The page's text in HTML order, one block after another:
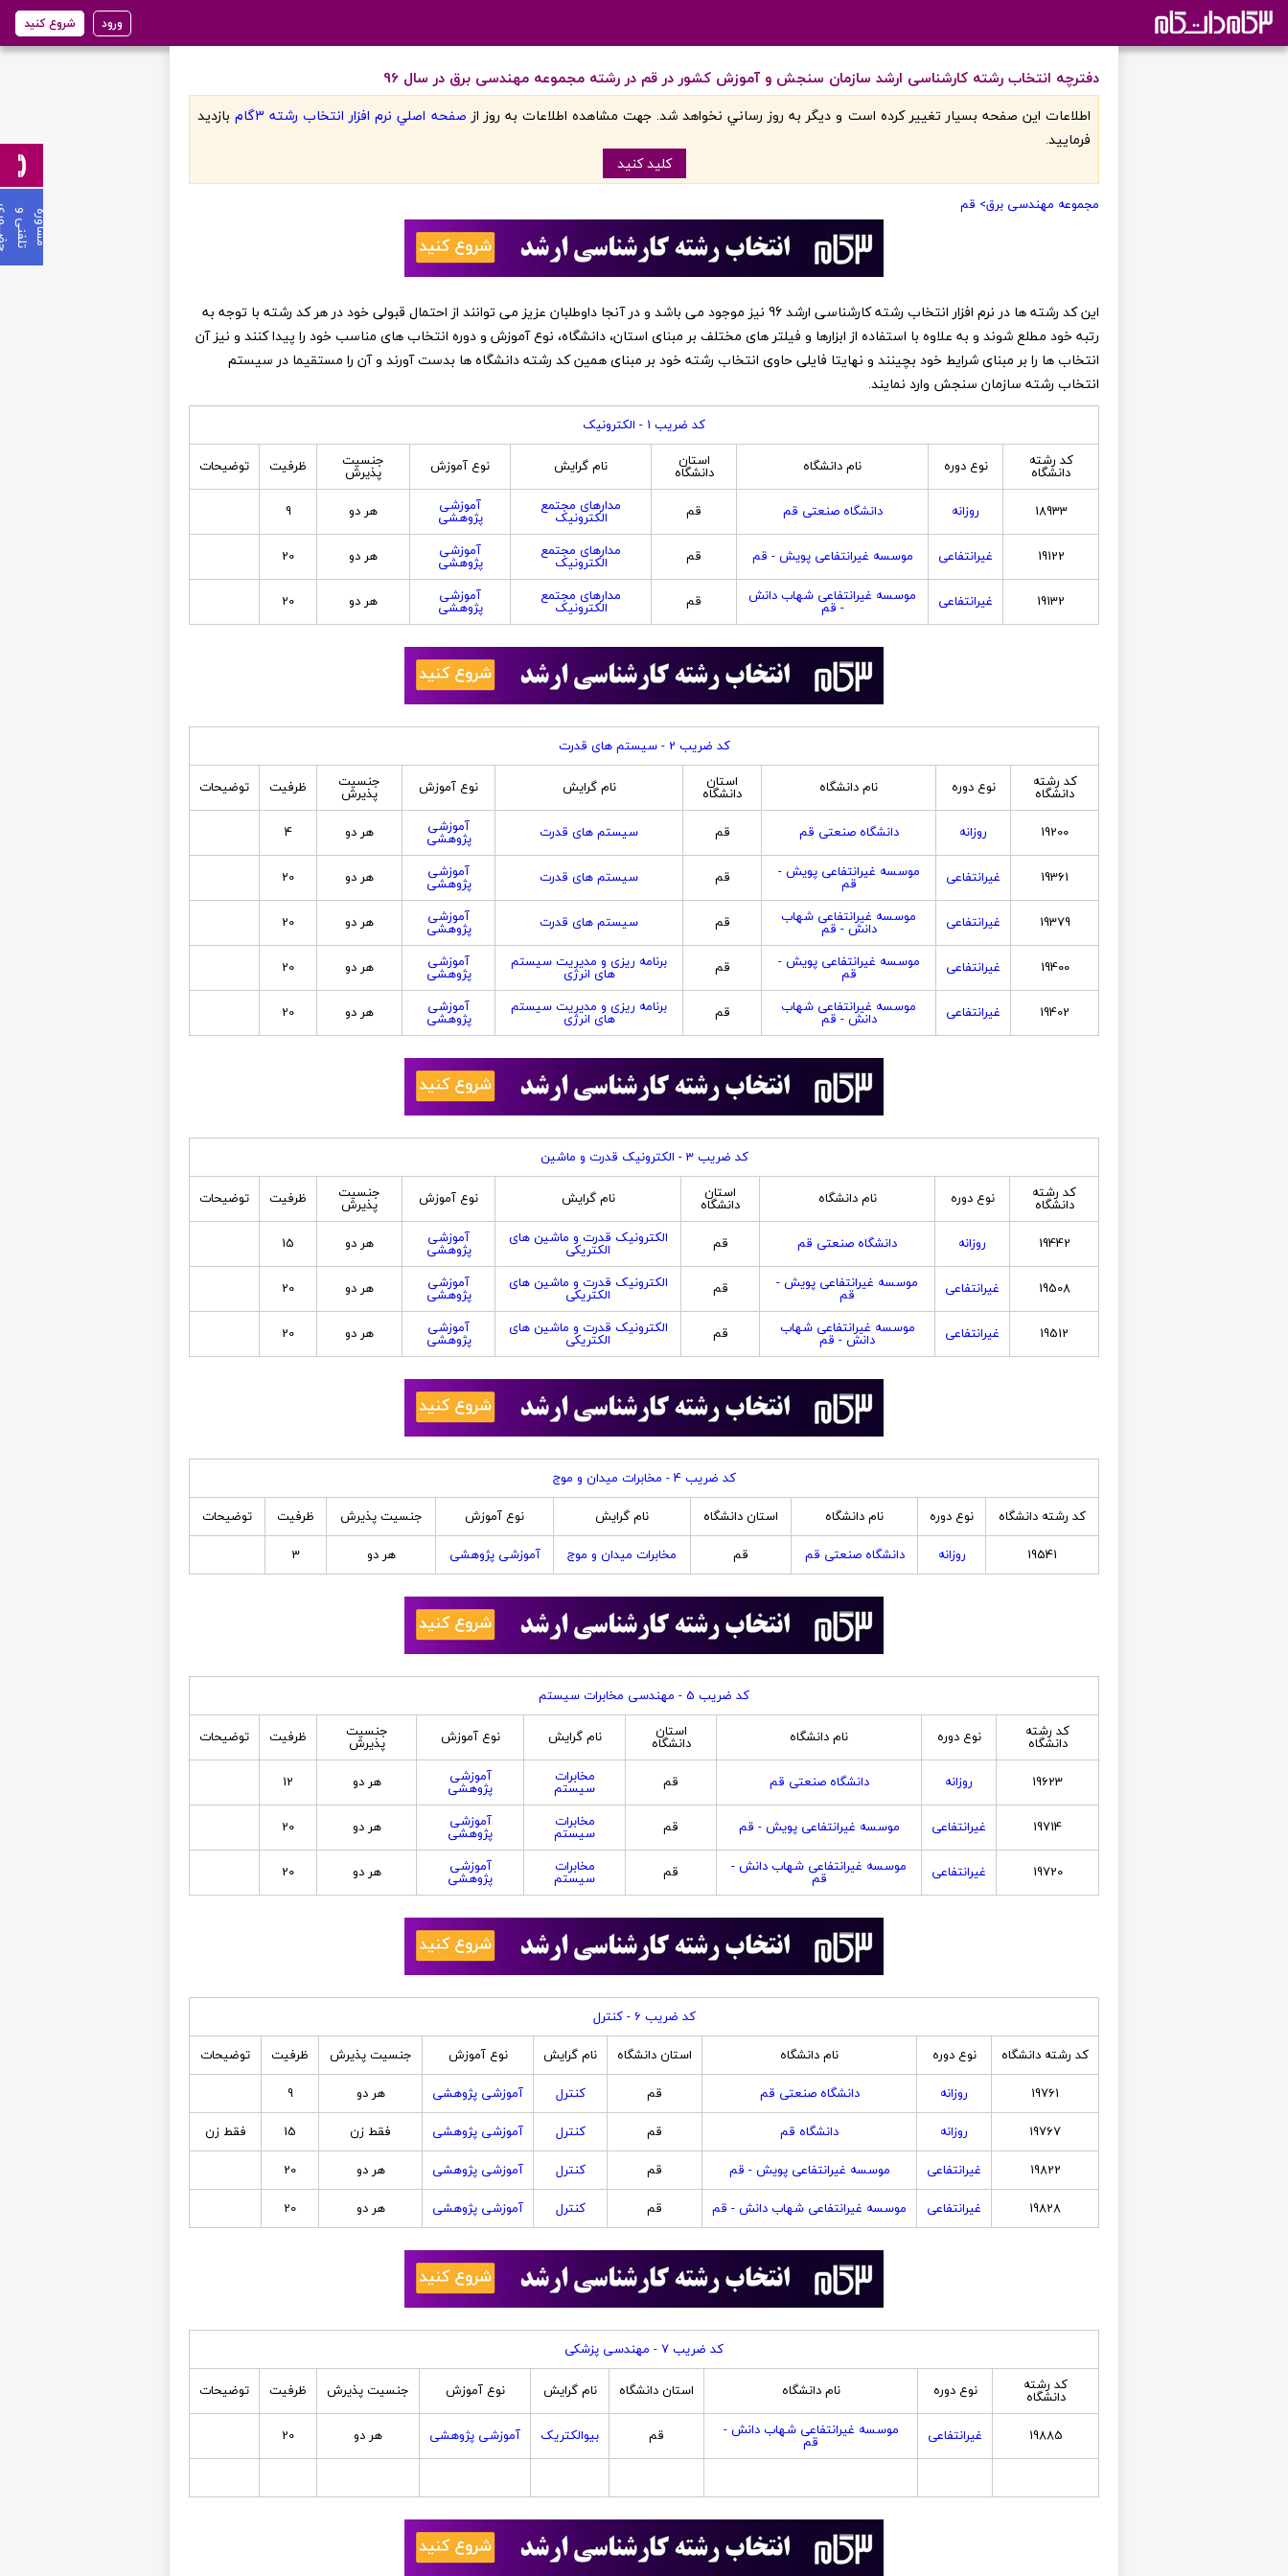
ورود شروع کنید
دفترچه انتخاب رشته کارشناسی ارشد سازمان سنجش و آموزش کشور در قم در رشته مجموعه مهندسی برق در سال 96
اطلاعات اين صفحه بسيار تغيير کرده است و ديگر به روز رساني نخواهد شد. جهت مشاهده اطلاعات به روز از صفحه اصلي نرم افزار انتخاب رشته 3گام
بازديد
فرماييد.
کليد کنيد
مجموعه مهندسی برق> قم
‏این کد رشته ها در نرم افزار انتخاب رشته کارشناسی ارشد 96 نیز موجود می باشد و در آنجا داوطلبان عزیز می توانند از احتمال قبولی خود در هر کد رشته با توجه به
رتبه خود مطلع شوند و به علاوه با استفاده از ابزارها و فیلتر های مختلف بر مبنای استان، دانشگاه، نوع آموزش و دوره انتخاب های مناسب خود را پیدا کنند و نیز آن
انتخاب ها را بر مبنای شرایط خود بچینند و نهایتا فایلی حاوی انتخاب رشته خود بر مبنای همین کد رشته دانشگاه ها بدست آورند و آن را مستقیما در سیستم
انتخاب رشته سازمان سنجش وارد نمایند.
کد ضریب 1 - الکترونیک
کد رشته
دانشگاه نوع دوره نام دانشگاه استان
دانشگاه نام گرایش نوع آموزش جنسیت
پذیرش ظرفیت توضیحات
18933 روزانه دانشگاه صنعتی قم قم مدارهای مجتمع
الکترونیک
آموزشی
پژوهشی هر دو 9
19122 غیرانتفاعی موسسه غیرانتفاعی پویش - قم قم مدارهای مجتمع
الکترونیک
آموزشی
پژوهشی هر دو 20
19132 غیرانتفاعی موسسه غیرانتفاعی شهاب دانش
- قم قم مدارهای مجتمع
الکترونیک
آموزشی
پژوهشی هر دو 20
کد ضریب 2 - سیستم های قدرت
کد رشته
دانشگاه نوع دوره نام دانشگاه استان
دانشگاه نام گرایش نوع آموزش جنسیت
پذیرش ظرفیت توضیحات
19200 روزانه دانشگاه صنعتی قم قم سیستم های قدرت آموزشی
پژوهشی هر دو 4
19361 غیرانتفاعی موسسه غیرانتفاعی پویش -
قم قم سیستم های قدرت آموزشی
پژوهشی هر دو 20
19379 غیرانتفاعی موسسه غیرانتفاعی شهاب
دانش - قم قم سیستم های قدرت آموزشی
پژوهشی هر دو 20
19400 غیرانتفاعی موسسه غیرانتفاعی پویش -
قم قم برنامه ریزی و مدیریت سیستم
های انرژی
آموزشی
پژوهشی هر دو 20
19402 غیرانتفاعی موسسه غیرانتفاعی شهاب
دانش - قم قم برنامه ریزی و مدیریت سیستم
های انرژی
آموزشی
پژوهشی هر دو 20
کد ضریب 3 - الکترونیک قدرت و ماشین
کد رشته
دانشگاه نوع دوره نام دانشگاه استان
دانشگاه نام گرایش نوع آموزش جنسیت
پذیرش ظرفیت توضیحات
19442 روزانه دانشگاه صنعتی قم قم الکترونیک قدرت و ماشین های
الکتریکی
آموزشی
پژوهشی هر دو 15
19508 غیرانتفاعی موسسه غیرانتفاعی پویش -
قم قم الکترونیک قدرت و ماشین های
الکتریکی
آموزشی
پژوهشی هر دو 20
19512 غیرانتفاعی موسسه غیرانتفاعی شهاب
دانش - قم قم الکترونیک قدرت و ماشین های
الکتریکی
آموزشی
پژوهشی هر دو 20
کد ضریب 4 - مخابرات میدان و موج
کد رشته دانشگاه
نوع دوره نام دانشگاه استان دانشگاه نام گرایش نوع آموزش جنسیت پذیرش ظرفیت
توضیحات
19541
روزانه دانشگاه صنعتی قم قم مخابرات میدان و موج آموزشی پژوهشی هر دو 3
کد ضریب 5 - مهندسی مخابرات سیستم
کد رشته
دانشگاه نوع دوره نام دانشگاه استان
دانشگاه نام گرایش نوع آموزش جنسیت
پذیرش ظرفیت توضیحات
19623 روزانه دانشگاه صنعتی قم قم مخابرات
سیستم
آموزشی
پژوهشی هر دو 12
19714 غیرانتفاعی موسسه غیرانتفاعی پویش - قم قم مخابرات
سیستم
آموزشی
پژوهشی هر دو 20
19720 غیرانتفاعی موسسه غیرانتفاعی شهاب دانش -
قم قم مخابرات
سیستم
آموزشی
پژوهشی هر دو 20
کد ضریب 6 - کنترل
کد رشته دانشگاه
نوع دوره نام دانشگاه استان دانشگاه نام گرایش نوع آموزش جنسیت پذیرش ظرفیت
توضیحات
19761
روزانه دانشگاه صنعتی قم قم کنترل آموزشی پژوهشی هر دو
9
19767
روزانه دانشگاه قم قم کنترل آموزشی پژوهشی فقط زن 15
فقط زن
19822
غیرانتفاعی موسسه غیرانتفاعی پویش - قم قم کنترل آموزشی پژوهشی هر دو
20
19828
غیرانتفاعی موسسه غیرانتفاعی شهاب دانش - قم قم کنترل آموزشی پژوهشی هر دو 20
کد ضریب 7 - مهندسی پزشکی
کد رشته
دانشگاه نوع دوره نام دانشگاه استان دانشگاه نام گرایش نوع آموزش جنسیت پذیرش ظرفیت توضیحات
19885 غیرانتفاعی موسسه غیرانتفاعی شهاب دانش -
قم قم بیوالکتریک آموزشی پژوهشی هر دو 20
م
ش
ا
و
ر
ه
ت
ل
ف
ن
ی
و
ح
ض
ـ
ـ
ـ
و
ر